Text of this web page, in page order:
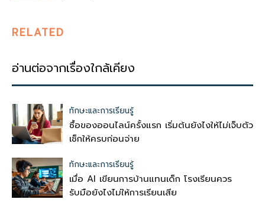
RELATED
อ่านต่อจากเรื่องใกล้เคียง
ทักษะและการเรียนรู้
ซื้อของออนไลน์ครั้งแรก เริ่มต้นยังไงให้ไม่เจ็บตัว
เช็กให้ครบก่อนจ่าย
ทักษะและการเรียนรู้
เมื่อ AI เขียนการบ้านแทนเด็ก โรงเรียนควร
รับมือยังไงไม่ให้การเรียนเสีย